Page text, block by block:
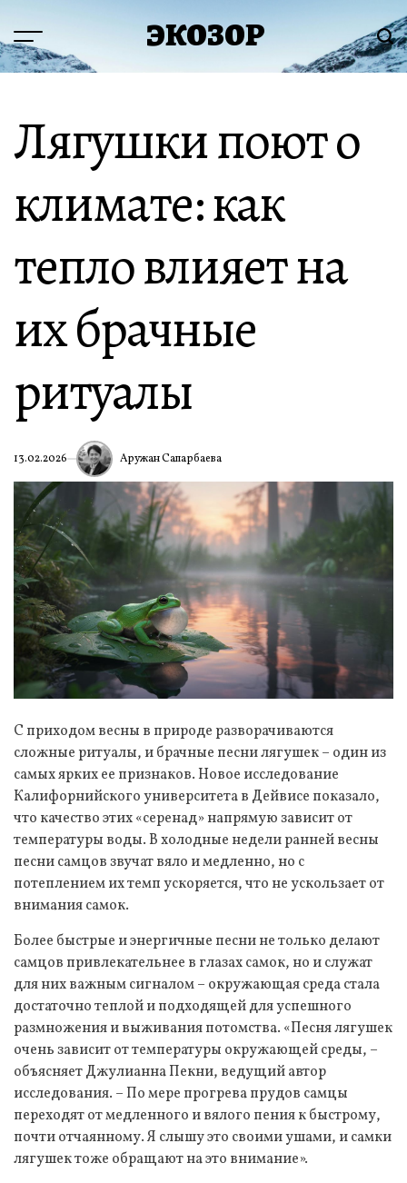
содержимому
Меню ЭКОЗОР
Лягушки поют о
климате: как
тепло влияет на
их брачные
ритуалы
13.02.2026 Аружан Сапарбаева
С приходом весны в природе разворачиваются
сложные ритуалы, и брачные песни лягушек – один из
самых ярких ее признаков. Новое исследование
Калифорнийского университета в Дейвисе показало,
что качество этих «серенад» напрямую зависит от
температуры воды. В холодные недели ранней весны
песни самцов звучат вяло и медленно, но с
потеплением их темп ускоряется, что не ускользает от
внимания самок.
Более быстрые и энергичные песни не только делают
самцов привлекательнее в глазах самок, но и служат
для них важным сигналом – окружающая среда стала
достаточно теплой и подходящей для успешного
размножения и выживания потомства. «Песня лягушек
очень зависит от температуры окружающей среды, –
объясняет Джулианна Пекни, ведущий автор
исследования. – По мере прогрева прудов самцы
переходят от медленного и вялого пения к быстрому,
почти отчаянному. Я слышу это своими ушами, и самки
лягушек тоже обращают на это внимание».